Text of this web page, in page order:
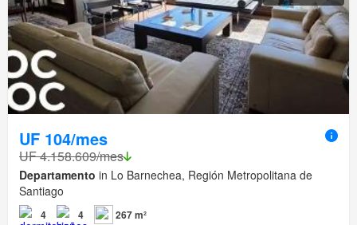
UF 104/mes
UF 4.158.609/mes
Departamento in Lo Barnechea, Región Metropolitana de
Santiago
4 4 267 m²